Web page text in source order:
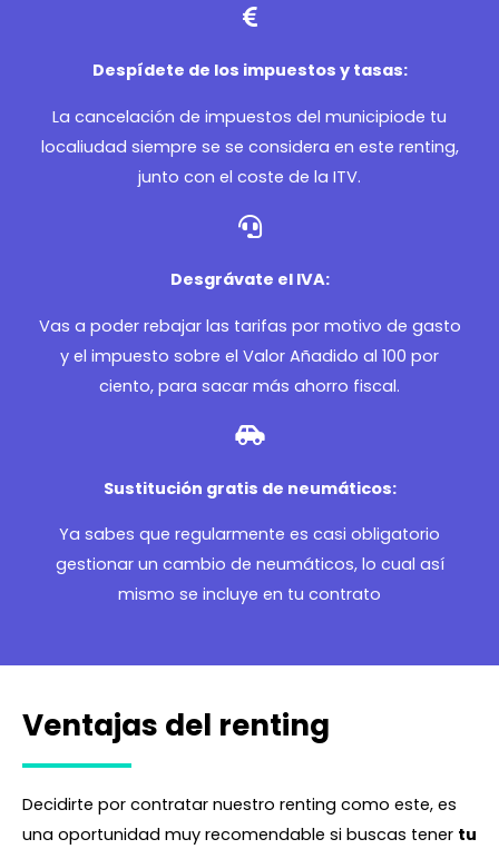
Despídete de los impuestos y tasas:
La cancelación de impuestos del municipiode tu
localiudad siempre se se considera en este renting,
junto con el coste de la ITV.
Desgrávate el IVA:
Vas a poder rebajar las tarifas por motivo de gasto
y el impuesto sobre el Valor Añadido al 100 por
ciento, para sacar más ahorro fiscal.
Sustitución gratis de neumáticos:
Ya sabes que regularmente es casi obligatorio
gestionar un cambio de neumáticos, lo cual así
mismo se incluye en tu contrato
Ventajas del renting
Decidirte por contratar nuestro renting como este, es
una oportunidad muy recomendable si buscas tener tu